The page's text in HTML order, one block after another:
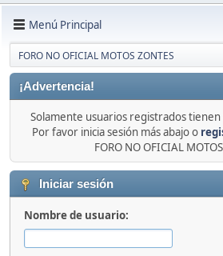
Menú Principal
FORO NO OFICIAL MOTOS ZONTES
¡Advertencia!
Solamente usuarios registrados tienen
Por favor inicia sesión más abajo o
FORO NO OFICIAL
Iniciar sesión
Nombre de usuario: